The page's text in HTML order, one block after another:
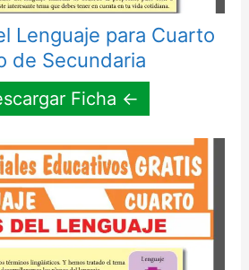
Lenguaje para Cuarto
de Secundaria
Ficha ←